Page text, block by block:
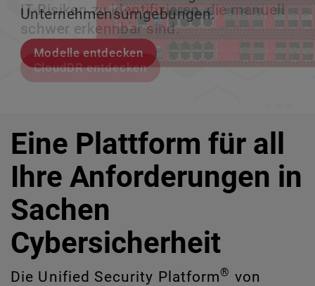
Unternehmensumgebungen.
Modelle entdecken
IT-Risiken zu identifizieren, die manuell
schwer erkennbar sind.
CloudDR entdecken
zu verlieren.
Lernen Sie Rai kennen
ermöglicht.
Lernen Sie WatchGuard EDR kennen
Eine Plattform für all
Ihre Anforderungen in
Sachen
Cybersicherheit
Die Unified Security Platform® von